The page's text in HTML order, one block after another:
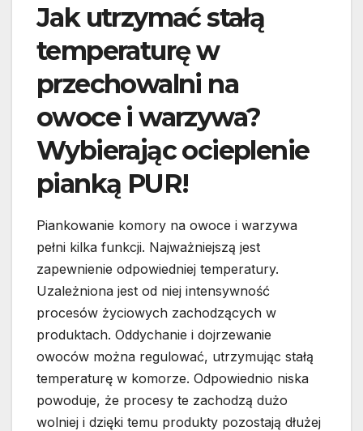
Jak utrzymać stałą
temperaturę w
przechowalni na
owoce i warzywa?
Wybierając ocieplenie
pianką PUR!
Piankowanie komory na owoce i warzywa
pełni kilka funkcji. Najważniejszą jest
zapewnienie odpowiedniej temperatury.
Uzależniona jest od niej intensywność
procesów życiowych zachodzących w
produktach. Oddychanie i dojrzewanie
owoców można regulować, utrzymując stałą
temperaturę w komorze. Odpowiednio niska
powoduje, że procesy te zachodzą dużo
wolniej i dzięki temu produkty pozostają dłużej